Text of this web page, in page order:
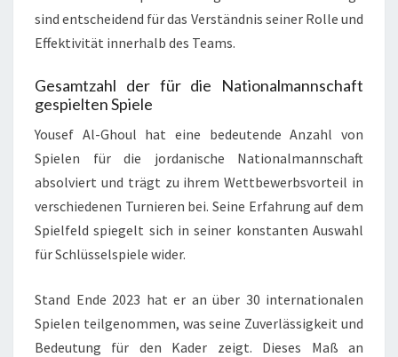
sind entscheidend für das Verständnis seiner Rolle und
Effektivität innerhalb des Teams.
Gesamtzahl der für die Nationalmannschaft
gespielten Spiele
Yousef Al-Ghoul hat eine bedeutende Anzahl von
Spielen für die jordanische Nationalmannschaft
absolviert und trägt zu ihrem Wettbewerbsvorteil in
verschiedenen Turnieren bei. Seine Erfahrung auf dem
Spielfeld spiegelt sich in seiner konstanten Auswahl
für Schlüsselspiele wider.
Stand Ende 2023 hat er an über 30 internationalen
Spielen teilgenommen, was seine Zuverlässigkeit und
Bedeutung für den Kader zeigt. Dieses Maß an